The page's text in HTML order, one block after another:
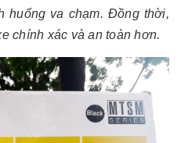
huống va chạm. Đồng thời,
chính xác và an toàn hơn.